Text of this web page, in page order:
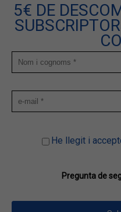
5€ DE
He llegit i
Pregunta de